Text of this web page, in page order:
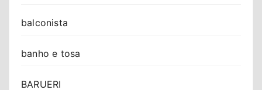
balconista
banho e tosa
BARUERI